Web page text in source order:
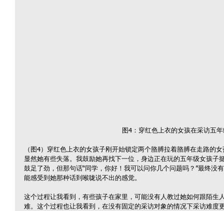
图4：穿红色上衣的女孩在采访五
（图4）穿红色上衣的女孩子刚开始锁定两个胳膊拉着胳膊在走路的
显然她有些失落。我鼓励她再找下一位，身边正在玩的五年级女孩子
鼓足了劲，但那句话“同学，你好！我可以问你几个问题吗？”最终没
能感受到她那种话到喉咙说不出的感觉。
这个过程让我看到，有些孩子在家里，可能没有人教过她如何跟陌生
难。这个过程也让我看到，在没有固定的采访对象的情况下采访难度